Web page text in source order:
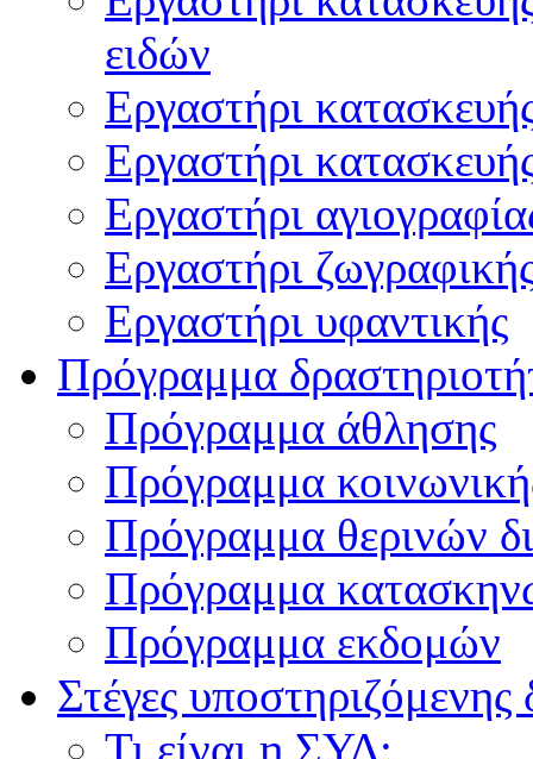
ειδών
Εργαστήρι
Εργαστήρι
Εργαστήρι
Εργαστήρι
Εργαστήρι υφαντικής
Πρόγραμμα
Πρόγραμμα άθλησης
Πρόγραμμα
Πρόγραμμα θερινών
Πρόγραμμα
Πρόγραμμα εκδομών
Στέγες υποστηριζόμενης